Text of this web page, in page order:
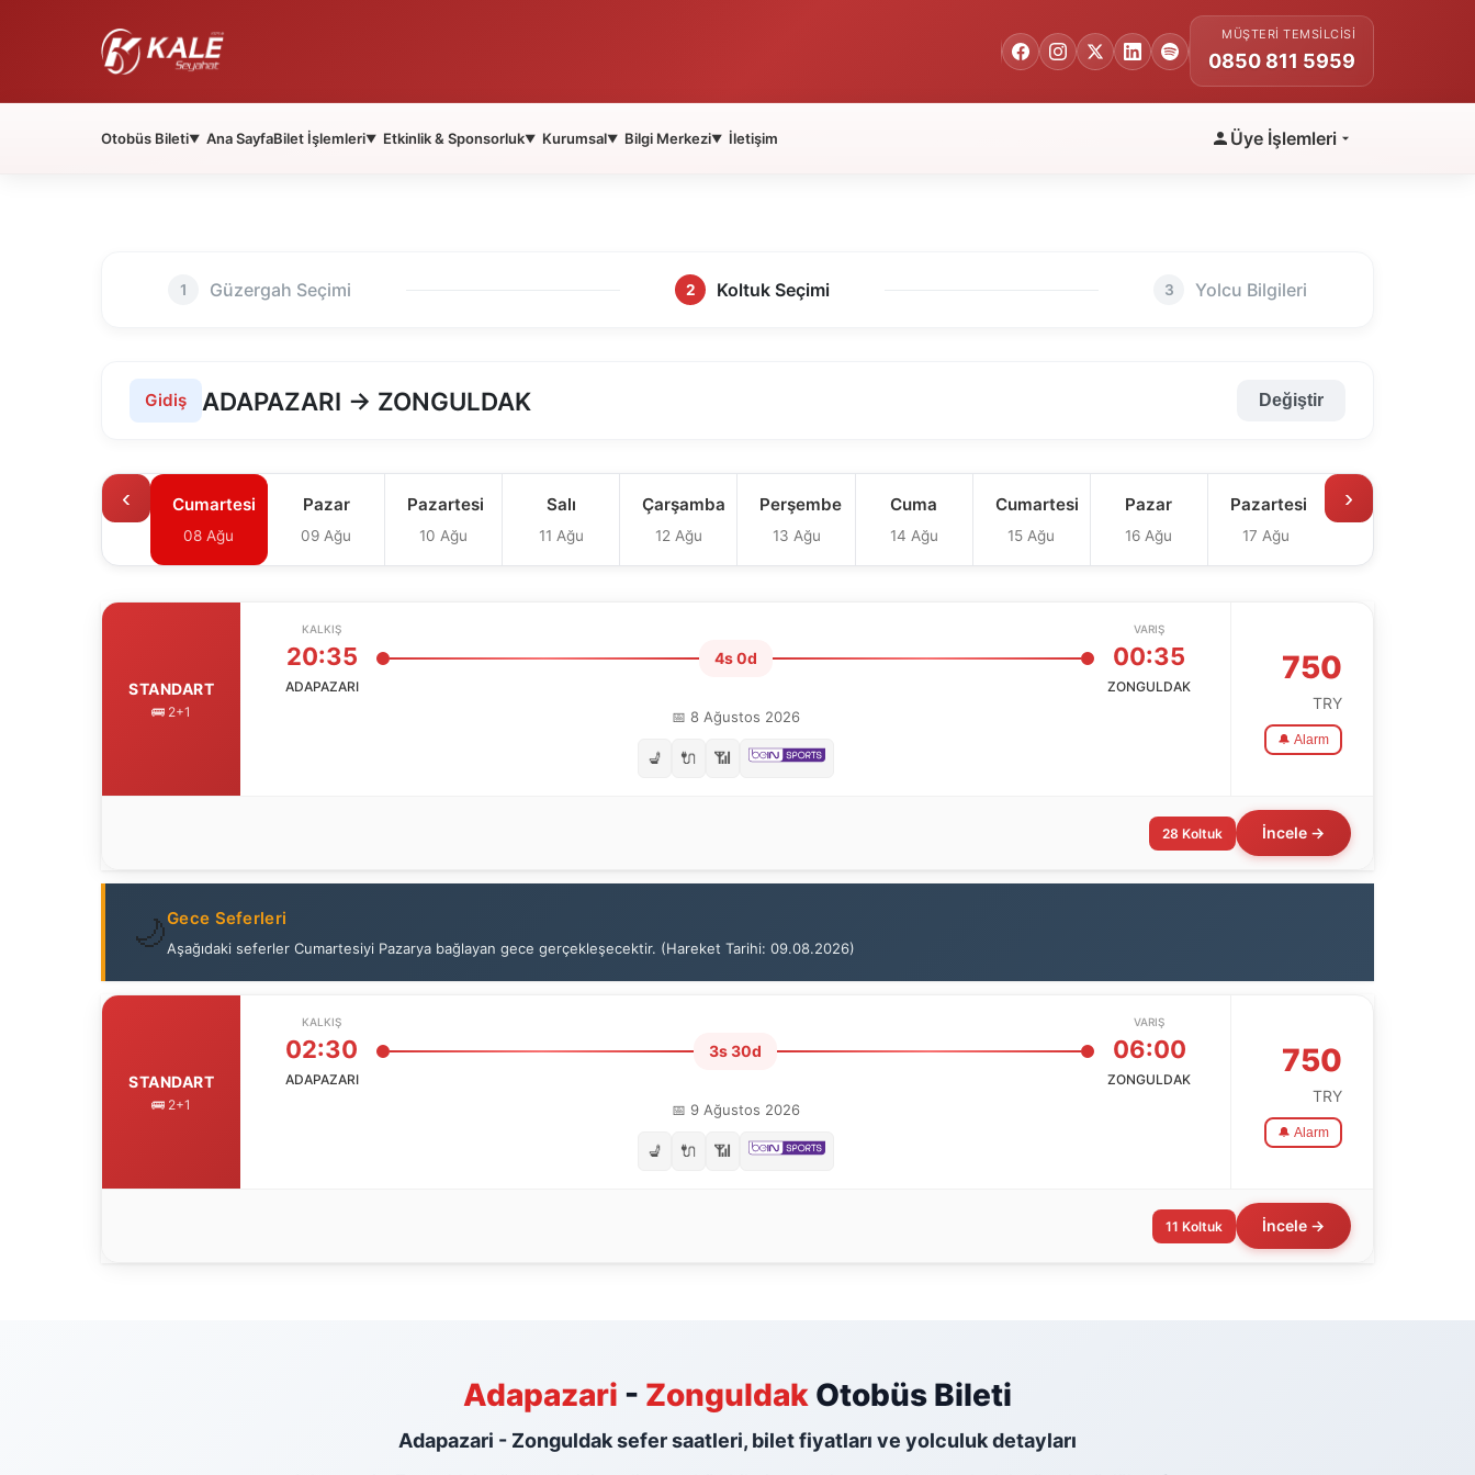
MÜŞTERI TEMSILCISI
0850 811 5959
Otobüs Bileti▼ Ana SayfaBilet İşlemleri▼ Etkinlik & Sponsorluk▼ Kurumsal▼ Bilgi Merkezi▼ İletişim Üye İşlemleri
1 Güzergah Seçimi 2 Koltuk Seçimi 3 Yolcu Bilgileri
Gidiş ADAPAZARI → ZONGULDAK Değiştir
‹ Cumartesi
08 Ağu
Pazar
09 Ağu
Pazartesi
10 Ağu
Salı
11 Ağu
Çarşamba
12 Ağu
Perşembe
13 Ağu
Cuma
14 Ağu
Cumartesi
15 Ağu
Pazar
16 Ağu
Pazartesi
17 Ağu
›
STANDART
🚌 2+1
KALKIŞ
20:35
ADAPAZARI
4s 0d
VARIŞ
00:35
ZONGULDAK
📅 8 Ağustos 2026
💺 🔌 📶
750
TRY
🔔 Alarm
28 Koltuk İncele →
🌙Gece Seferleri
Aşağıdaki seferler Cumartesiyi Pazarya bağlayan gece gerçekleşecektir. (Hareket Tarihi: 09.08.2026)
STANDART
🚌 2+1
KALKIŞ
02:30
ADAPAZARI
3s 30d
VARIŞ
06:00
ZONGULDAK
📅 9 Ağustos 2026
💺 🔌 📶
750
TRY
🔔 Alarm
11 Koltuk İncele →
Adapazari - Zonguldak Otobüs Bileti
Adapazari - Zonguldak sefer saatleri, bilet fiyatları ve yolculuk detayları